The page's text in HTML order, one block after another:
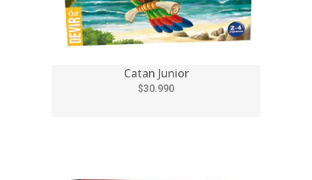
Catan Junior
$30.990